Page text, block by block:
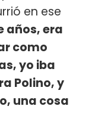
en ese
años, era
como
yo iba
Polino, y
una cosa